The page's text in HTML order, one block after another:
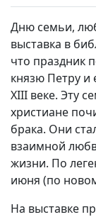
Дню семьи,
выставка в
что праздник
князю Петру
XIII веке. Эту
христиане
брака. Они
взаимной
жизни. По
июня (по
На выставке